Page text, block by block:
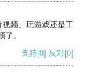
频、玩游戏还是工
。
支持[0] 反对[0]